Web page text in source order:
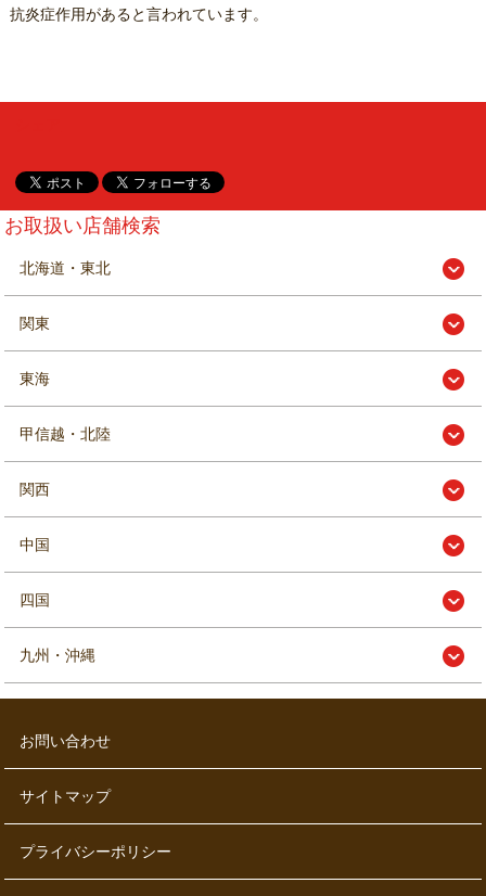
抗炎症作用があると言われています。
お取扱い店舗検索
北海道・東北
関東
東海
甲信越・北陸
関西
中国
四国
九州・沖縄
お問い合わせ
サイトマップ
プライバシーポリシー